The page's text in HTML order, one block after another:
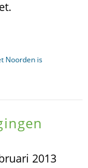
Noorden is
2013